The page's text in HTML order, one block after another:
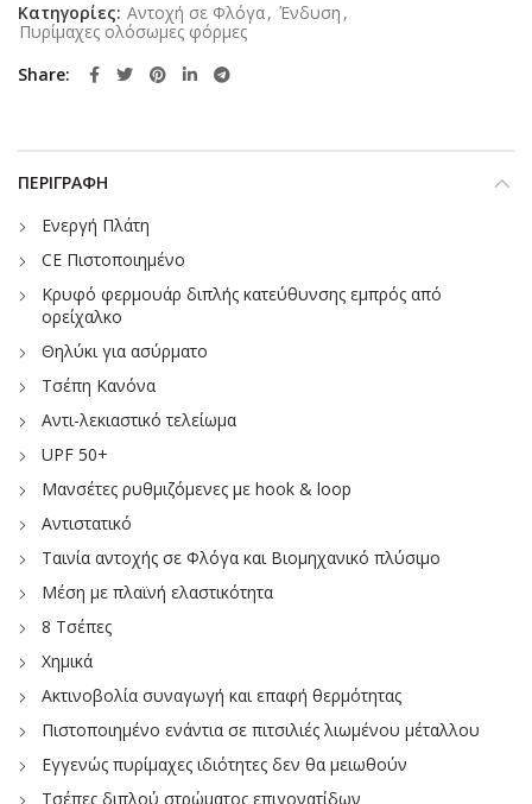
Κατηγορίες: Αντοχή σε Φλόγα, Ένδυση ,
Πυρίμαχες ολόσωμες φόρμες
Share
ΠΕΡΙΓΡΑΦΉ
Ενεργή Πλάτη
CE Πιστοποιημένο
Κρυφό φερμουάρ διπλής κατεύθυνσης εμπρός από
ορείχαλκο
Θηλύκι για ασύρματο
Τσέπη Κανόνα
Αντι-λεκιαστικό τελείωμα
UPF 50+
Μανσέτες ρυθμιζόμενες με hook & loop
Αντιστατικό
Ταινία αντοχής σε Φλόγα και Βιομηχανικό πλύσιμο
Μέση με πλαϊνή ελαστικότητα
8 Τσέπες
Χημικά
Ακτινοβολία συναγωγή και επαφή θερμότητας
Πιστοποιημένο ενάντια σε πιτσιλιές λιωμένου μέταλλου
Εγγενώς πυρίμαχες ιδιότητες δεν θα μειωθούν
Τσέπες διπλού στρώματος επιγονατίδων